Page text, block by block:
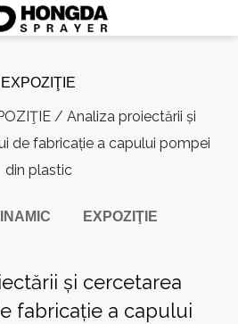
EXPOZIŢIE
/ Analiza proiectării și
de fabricație a capului pompei
din plastic
EXPOZIŢIE
și cercetarea
fabricație a capului